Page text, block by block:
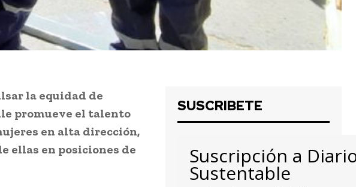
la equidad de
promueve el talento
en alta dirección,
ellas en posiciones de
SUSCRIBETE
Suscripción a
Sustentable